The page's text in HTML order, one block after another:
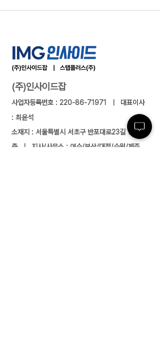
(주)인사이드잡
사업자등록번호 : 220-86-71971
ㅣ 대표이사
: 최윤석
소재지 : 서울특별시 서초구 반포대로23길 14, 3
층 ㅣ 지사/사무소 : 여수/부산/대전/수원/제주